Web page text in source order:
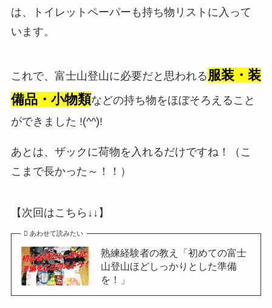
は、トイレットペーパーも持ち物リストに入って
います。
これで、富士山登山に必要だと思われる服装・装
備品・小物類などの持ち物をほぼそろえること
ができました !(^^)!
あとは、ザックに荷物を入れるだけですね！（こ
こまで長かった～！！）
【次回はこちら↓↓】
あわせて読みたい
熟練経験者の教え「初めての富士
山登山ほどしっかりとした準備
を！」